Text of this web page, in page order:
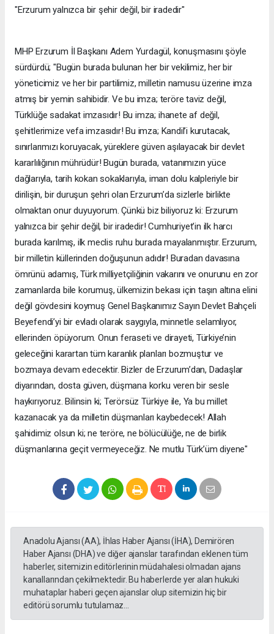
"Erzurum yalnızca bir şehir değil, bir iradedir"
MHP Erzurum İl Başkanı Adem Yurdagül, konuşmasını şöyle
sürdürdü; "Bugün burada bulunan her bir vekilimiz, her bir
yöneticimiz ve her bir partilimiz, milletin namusu üzerine imza
atmış bir yemin sahibidir. Ve bu imza; teröre taviz değil,
Türklüğe sadakat imzasıdır! Bu imza; ihanete af değil,
şehitlerimize vefa imzasıdır! Bu imza; Kandil’i kurutacak,
sınırlarımızı koruyacak, yüreklere güven aşılayacak bir devlet
kararlılığının mührüdür! Bugün burada, vatanımızın yüce
dağlarıyla, tarih kokan sokaklarıyla, iman dolu kalpleriyle bir
dirilişin, bir duruşun şehri olan Erzurum’da sizlerle birlikte
olmaktan onur duyuyorum. Çünkü biz biliyoruz ki: Erzurum
yalnızca bir şehir değil, bir iradedir! Cumhuriyet’in ilk harcı
burada karılmış, ilk meclis ruhu burada mayalanmıştır. Erzurum,
bir milletin küllerinden doğuşunun adıdır! Buradan davasına
ömrünü adamış, Türk milliyetçiliğinin vakarını ve onurunu en zor
zamanlarda bile korumuş, ülkemizin bekası için taşın altına elini
değil gövdesini koymuş Genel Başkanımız Sayın Devlet Bahçeli
Beyefendi’yi bir evladı olarak saygıyla, minnetle selamlıyor,
ellerinden öpüyorum. Onun feraseti ve dirayeti, Türkiye’nin
geleceğini karartan tüm karanlık planları bozmuştur ve
bozmaya devam edecektir. Bizler de Erzurum’dan, Dadaşlar
diyarından, dosta güven, düşmana korku veren bir sesle
haykırıyoruz. Bilinsin ki; Terörsüz Türkiye ile, Ya bu millet
kazanacak ya da milletin düşmanları kaybedecek! Allah
şahidimiz olsun ki; ne teröre, ne bölücülüğe, ne de birlik
düşmanlarına geçit vermeyeceğiz. Ne mutlu Türk’üm diyene"
Anadolu Ajansı (AA), İhlas Haber Ajansı (İHA), Demirören
Haber Ajansı (DHA) ve diğer ajanslar tarafından eklenen tüm
haberler, sitemizin editörlerinin müdahalesi olmadan ajans
kanallarından çekilmektedir. Bu haberlerde yer alan hukuki
muhataplar haberi geçen ajanslar olup sitemizin hiç bir
editörü sorumlu tutulamaz...